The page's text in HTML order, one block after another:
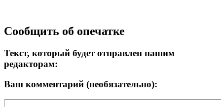
Прокрутка
вверх
Сообщить об опечатке
Текст, который будет отправлен нашим
редакторам:
Ваш комментарий (необязательно):